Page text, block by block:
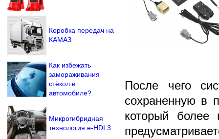
После чего
сохраненную в
который
Коробка передач на
КАМАЗ
Как избежать
замораживания
стёкол в
автомобиле?
Микрогибридная
технология e-HDI 3